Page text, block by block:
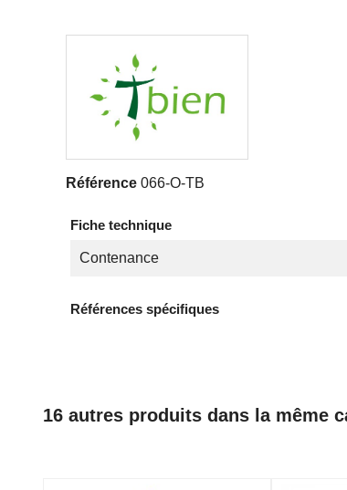
Référence 066-O-TB
Fiche technique
Contenance
Références spécifiques
16 autres produits dans la même